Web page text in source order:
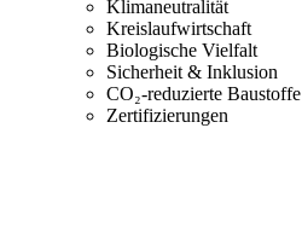
Klimaneutralität
Kreislaufwirtschaft
Biologische Vielfalt
Sicherheit & Inklusion
CO₂-reduzierte Baustoffe
Zertifizierungen